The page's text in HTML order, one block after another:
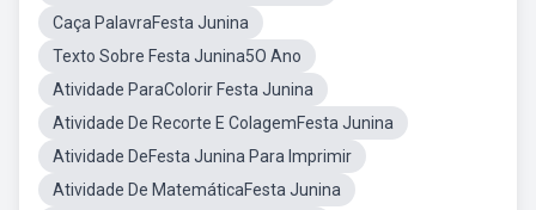
Caça PalavraFesta Junina
Texto Sobre Festa Junina5O Ano
Atividade ParaColorir Festa Junina
Atividade De Recorte E ColagemFesta Junina
Atividade DeFesta Junina Para Imprimir
Atividade De MatemáticaFesta Junina